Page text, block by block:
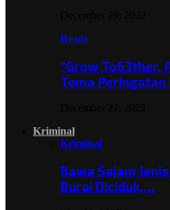
Bisnis
“Grow To63ther,
Tema Peringatan
Kriminal
Kriminal
Bawa Sajam
Burai Diciduk,…